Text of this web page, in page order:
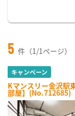
5 件（1/1ページ）
キャンペーン
Kマンスリー金沢駅
部屋】(No.712685)